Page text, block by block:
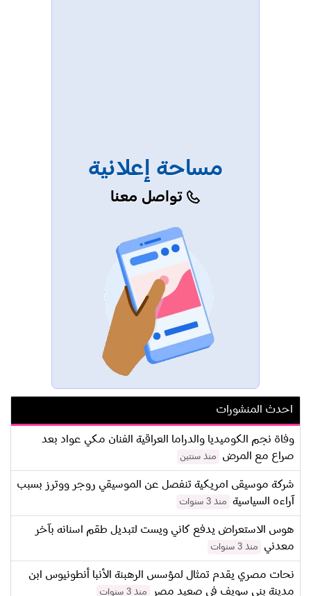
مساحة إعلانية
تواصل معنا
احدث المنشورات
وفاة نجم الكوميديا والدراما العراقية الفنان مكي عواد بعد
صراع مع المرض
منذ سنتين
شركة موسيقى امريكية تنفصل عن الموسيقي روجر ووترز بسبب
آراءه السياسية
منذ 3 سنوات
هوس الاستعراض يدفع كاني ويست لتبديل طقم اسنانه بآخر
معدني
منذ 3 سنوات
نحات مصري يقدم تمثال لمؤسس الرهبنة الأنبا أنطونيوس ابن
مدينة بني سويف في صعيد مصر
منذ 3 سنوات